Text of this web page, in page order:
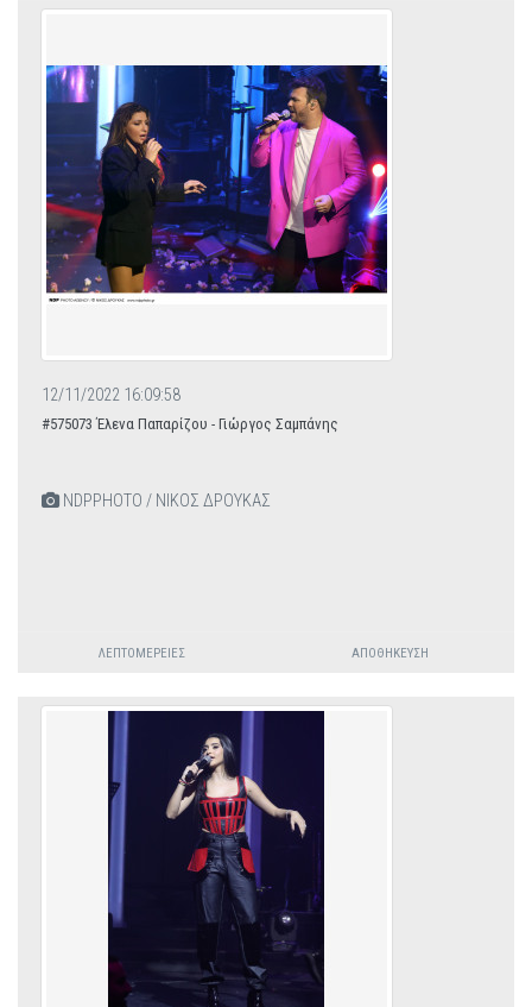
12/11/2022 16:09:58
#575073 Έλενα Παπαρίζου - Γιώργος Σαμπάνης
NDPPHOTO / ΝΙΚΟΣ ΔΡΟΥΚΑΣ
ΛΕΠΤΟΜΈΡΕΙΕΣ ΑΠΟΘΉΚΕΥΣΗ